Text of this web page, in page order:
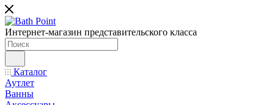
Интернет-магазин представительского класса
Каталог
Аутлет
Ванны